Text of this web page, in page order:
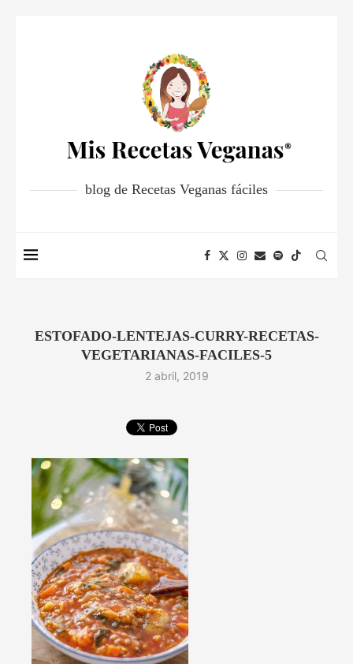
blog de Recetas Veganas fáciles
ESTOFADO-LENTEJAS-CURRY-RECETAS-
VEGETARIANAS-FACILES-5
2 abril, 2019